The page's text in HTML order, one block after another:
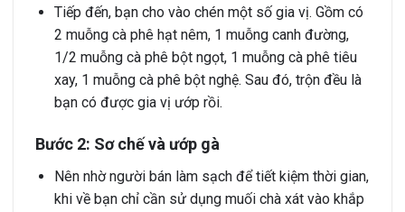
Tiếp đến, bạn cho vào chén một số gia vị. Gồm có
2 muỗng cà phê hạt nêm, 1 muỗng canh đường,
1/2 muỗng cà phê bột ngọt, 1 muỗng cà phê tiêu
xay, 1 muỗng cà phê bột nghệ. Sau đó, trộn đều là
bạn có được gia vị ướp rồi.
Bước 2: Sơ chế và ướp gà
Nên nhờ người bán làm sạch để tiết kiệm thời gian,
khi về bạn chỉ cần sử dụng muối chà xát vào khắp